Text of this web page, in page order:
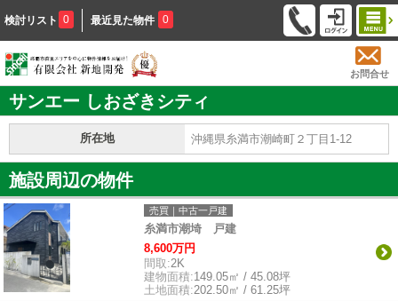
検討リスト 0 最近見た物件 0
お問合せ
サンエー しおざきシティ
所在地 沖縄県糸満市潮崎町２丁目1-12
施設周辺の物件
売買｜中古一戸建
糸満市潮埼 戸建
8,600万円
間取:2K
建物面積:149.05㎡ / 45.08坪
土地面積:202.50㎡ / 61.25坪